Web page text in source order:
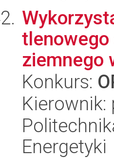
ziemnego
Konkurs:
Kierownik:
Energetyki